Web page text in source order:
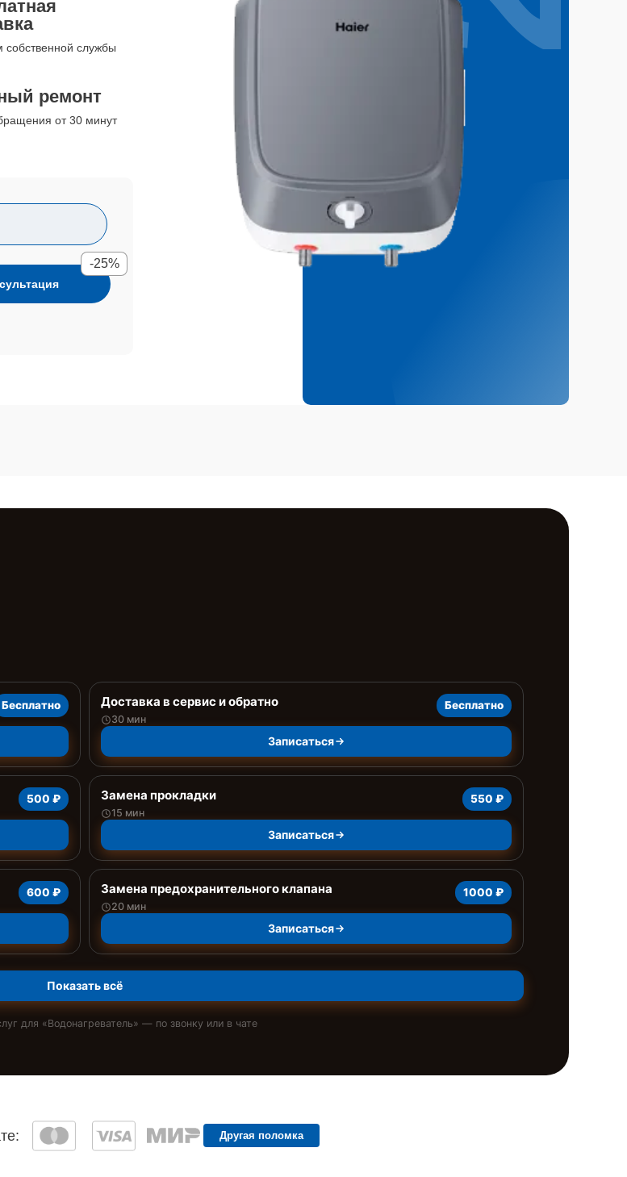
собственной службы
ремонт
от 30 минут
-25%
Бесплатно Доставка в сервис и обратно
30 мин
Бесплатно
Записаться
500 ₽ Замена прокладки
15 мин
550 ₽
Записаться
600 ₽ Замена предохранительного клапана
20 мин
1000 ₽
Записаться
Показать всё
для «Водонагреватель» — по звонку или в чате
Другая поломка